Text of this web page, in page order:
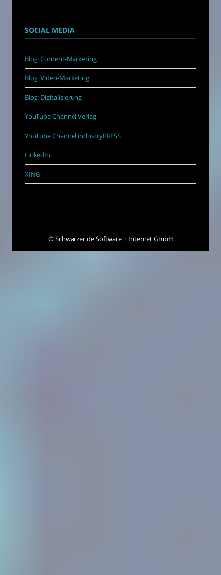
SOCIAL MEDIA
Blog: Content-Marketing
Blog: Video-Marketing
Blog: Digitalisierung
YouTube Channel Verlag
YouTube Channel industryPRESS
LinkedIn
XING
©Schwarzer.de Software + Internet GmbH